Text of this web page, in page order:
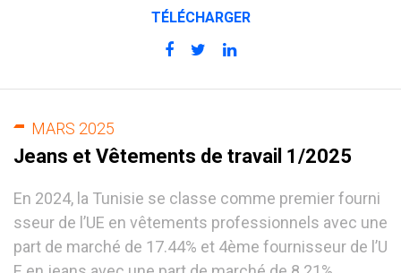
TÉLÉCHARGER
MARS 2025
Jeans et Vêtements de travail 1/2025
En 2024, la Tunisie se classe comme premier fourni
sseur de l’UE en vêtements professionnels avec une
part de marché de 17.44% et 4ème fournisseur de l’U